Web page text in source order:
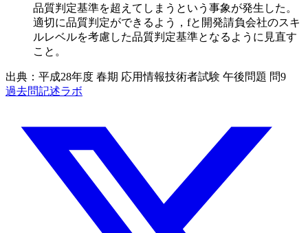
品質判定基準を超えてしまうという事象が発生した。
適切に品質判定ができるよう， fと開発請負会社のスキ
ルレベルを考慮した品質判定基準となるように見直す
こと。
出典：平成28年度 春期 応用情報技術者試験 午後問題 問9
過去問記述ラボ